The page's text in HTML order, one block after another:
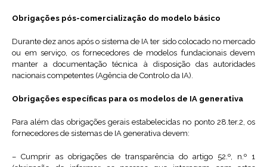
Obrigações pós-comercialização do modelo básico
Durante dez anos após o sistema de IA ter sido colocado no mercado
ou em serviço, os fornecedores de modelos fundacionais devem
manter a documentação técnica à disposição das autoridades
nacionais competentes (Agência de Controlo da IA).
Obrigações específicas para os modelos de IA generativa
Para além das obrigações gerais estabelecidas no ponto 28.ter.2, os
fornecedores de sistemas de IA generativa devem:
– Cumprir as obrigações de transparência do artigo 52.º, n.º 1